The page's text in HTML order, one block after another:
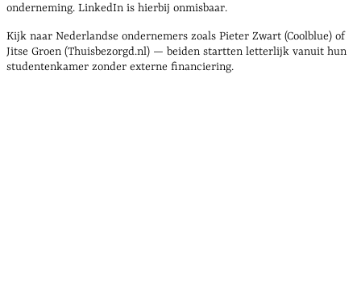
onderneming. LinkedIn is hierbij onmisbaar.
Kijk naar Nederlandse ondernemers zoals Pieter Zwart (Coolblue) of
Jitse Groen (Thuisbezorgd.nl) — beiden startten letterlijk vanuit hun
studentenkamer zonder externe financiering.